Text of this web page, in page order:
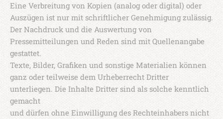
Eine Verbreitung von Kopien (analog oder digital) oder
Auszügen ist nur mit schriftlicher Genehmigung zulässig.
Der Nachdruck und die Auswertung von
Pressemitteilungen und Reden sind mit Quellenangabe
gestattet.
Texte, Bilder, Grafiken und sonstige Materialien können
ganz oder teilweise dem Urheberrecht Dritter
unterliegen. Die Inhalte Dritter sind als solche kenntlich
gemacht
und dürfen ohne Einwilligung des Rechteinhabers nicht